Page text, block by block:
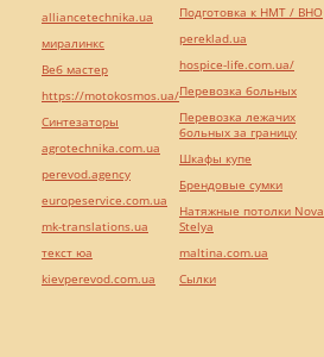
alliancetechnika.ua
миралинкс
Веб мастер
https://motokosmos.ua/
Синтезаторы
agrotechnika.com.ua
perevod.agency
europeservice.com.ua
mk-translations.ua
текст юа
kievperevod.com.ua
Подготовка к НМТ / ВНО
pereklad.ua
hospice-life.com.ua/
Перевозка больных
Перевозка лежачих
больных за границу
Шкафы купе
Брендовые сумки
Натяжные потолки Nova
Stelya
maltina.com.ua
Cылки